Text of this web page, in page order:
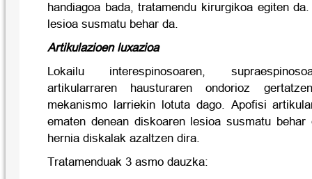
handiagoa bada, tratamendu kirurgikoa egiten
lesioa susmatu behar da.
Artikulazioen luxazioa
Lokailu interespinosoaren,
artikularraren hausturaren ondorioz
mekanismo larriekin lotuta dago. Apofisi
ematen denean diskoaren lesioa susmatu
hernia diskalak azaltzen dira.
Tratamenduak 3 asmo dauzka: